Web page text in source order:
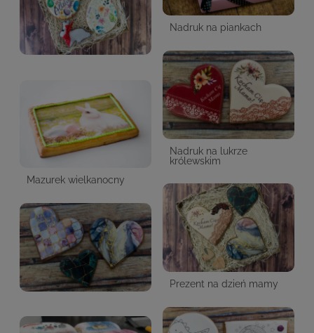
Nadruk na piankach
Nadruk na lukrze
królewskim
Mazurek wielkanocny
Prezent na dzień mamy